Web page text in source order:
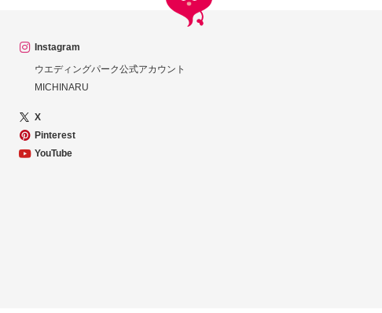
Instagram
ウエディングパーク公式アカウント
MICHINARU
X
Pinterest
YouTube